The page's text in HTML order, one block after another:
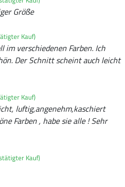
Größe
Kauf)
im verschiedenen Farben. Ich
Der Schnitt scheint auch leicht
Kauf)
luftig,angenehm,kaschiert
Farben , habe sie alle ! Sehr
Kauf)